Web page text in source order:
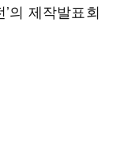
의 제작발표회